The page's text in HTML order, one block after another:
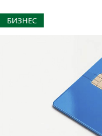
БИЗНЕС